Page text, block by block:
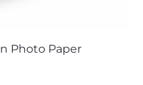
Photo Paper